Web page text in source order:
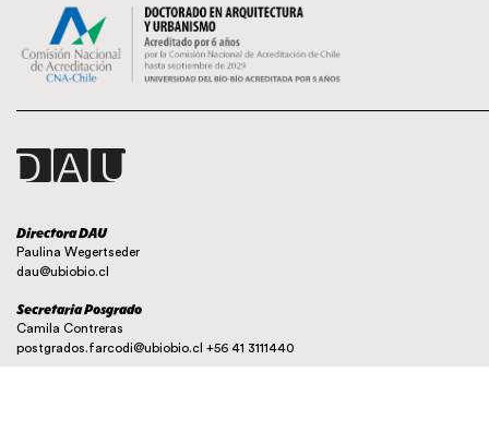
Directora DAU
Paulina Wegertseder
dau@ubiobio.cl
Secretaria Posgrado
Camila Contreras
postgrados.farcodi@ubiobio.cl +56 41 3111440